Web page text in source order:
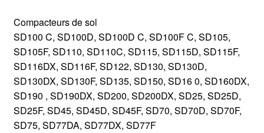
Compacteurs de sol
SD100 C, SD100D, SD100D C, SD100F C, SD105,
SD105F, SD110, SD110C, SD115, SD115D, SD115F,
SD116DX, SD116F, SD122, SD130, SD130D,
SD130DX, SD130F, SD135, SD150, SD16 0, SD160DX,
SD190 , SD190DX, SD200, SD200DX, SD25, SD25D,
SD25F, SD45, SD45D, SD45F, SD70, SD70D, SD70F,
SD75, SD77DA, SD77DX, SD77F